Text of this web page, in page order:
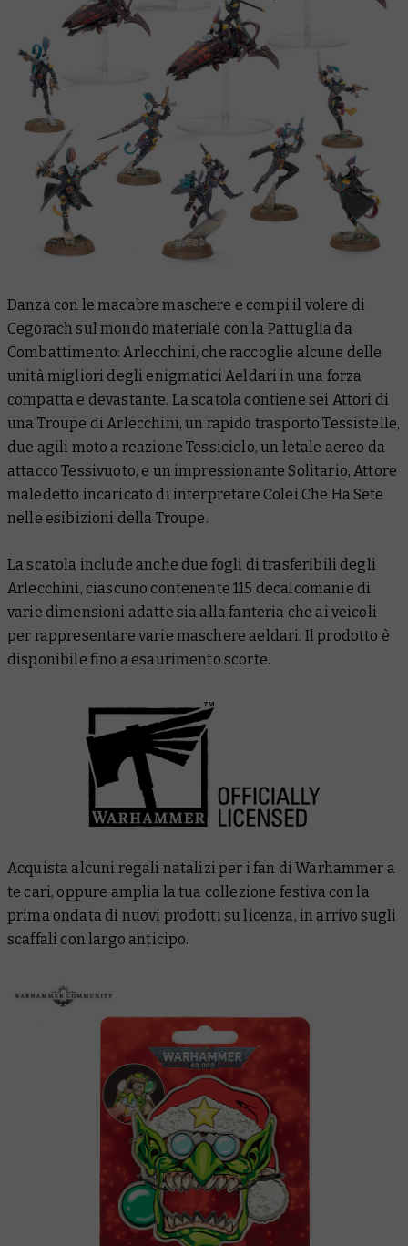
Danza con le macabre maschere e compi il volere di
Cegorach sul mondo materiale con la Pattuglia da
Combattimento: Arlecchini, che raccoglie alcune delle
unità migliori degli enigmatici Aeldari in una forza
compatta e devastante. La scatola contiene sei Attori di
una Troupe di Arlecchini, un rapido trasporto Tessistelle,
due agili moto a reazione Tessicielo, un letale aereo da
attacco Tessivuoto, e un impressionante Solitario, Attore
maledetto incaricato di interpretare Colei Che Ha Sete
nelle esibizioni della Troupe.
La scatola include anche due fogli di trasferibili degli
Arlecchini, ciascuno contenente 115 decalcomanie di
varie dimensioni adatte sia alla fanteria che ai veicoli
per rappresentare varie maschere aeldari. Il prodotto è
disponibile fino a esaurimento scorte.
Acquista alcuni regali natalizi per i fan di Warhammer a
te cari, oppure amplia la tua collezione festiva con la
prima ondata di nuovi prodotti su licenza, in arrivo sugli
scaffali con largo anticipo.